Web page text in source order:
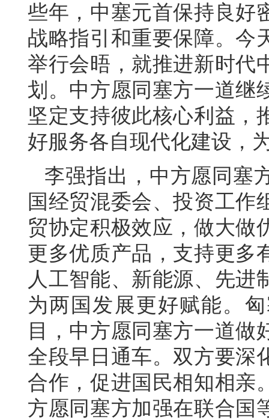
些年，中塞元首保持良好
战略指引和重要保障。今
举行会晤，就推进新时代
划。中方愿同塞方一道继
坚定支持彼此核心利益，
好服务各自现代化建设，
李强指出，中方愿同塞
国经贸混委会、投资工作
贸协定积极效应，做大做
更多优质产品，支持更多
人工智能、新能源、先进
为两国发展更好赋能。
目，中方愿同塞方一道做
全段早日通车。双方要深
合作，促进国民相知相亲
方愿同塞方加强在联合国